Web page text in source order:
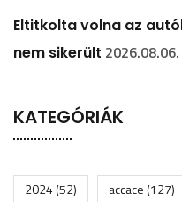
Eltitkolta volna az
nem sikerült 2026.08.06.
KATEGÓRIÁK
2024(52) accace(127)